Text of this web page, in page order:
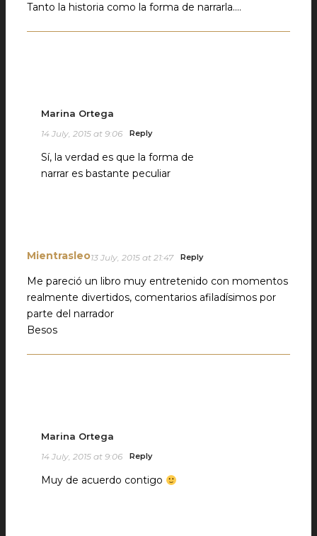
Tanto la historia como la forma de narrarla….
Marina Ortega
14 July, 2015 at 9:06 Reply
Sí, la verdad es que la forma de
narrar es bastante peculiar
Mientrasleo13 July, 2015 at 21:47 Reply
Me pareció un libro muy entretenido con momentos
realmente divertidos, comentarios afiladísimos por
parte del narrador
Besos
Marina Ortega
14 July, 2015 at 9:06 Reply
Muy de acuerdo contigo